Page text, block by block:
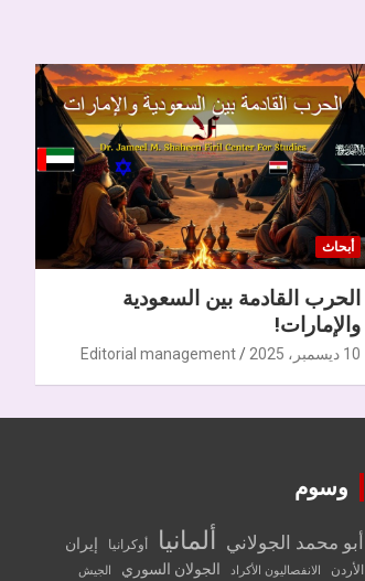
أبحاث
الحرب القادمة بين السعودية
والإمارات!
10 ديسمبر، 2025 Editorial management
وسوم
أبو محمد الجولاني ألمانيا أوكرانيا إيران
الأردن الانفصاليون الأكراد الجولان السوري الجيش